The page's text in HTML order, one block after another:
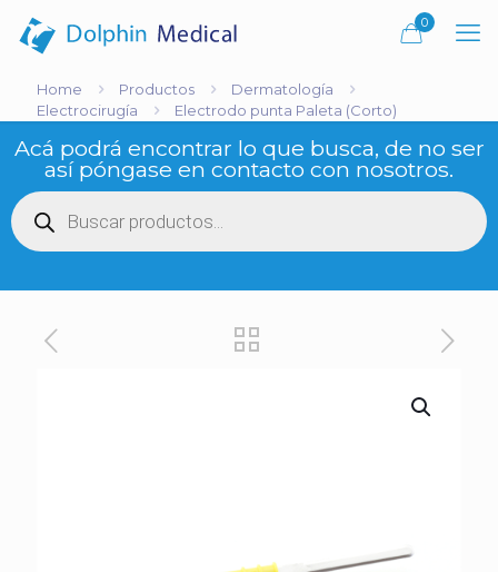
0
Home Productos
Dermatología
Electrocirugía
Electrodo punta Paleta (Corto)
Acá podrá encontrar lo que busca, de no ser
así póngase en contacto con nosotros.
Búsqueda
de
productos